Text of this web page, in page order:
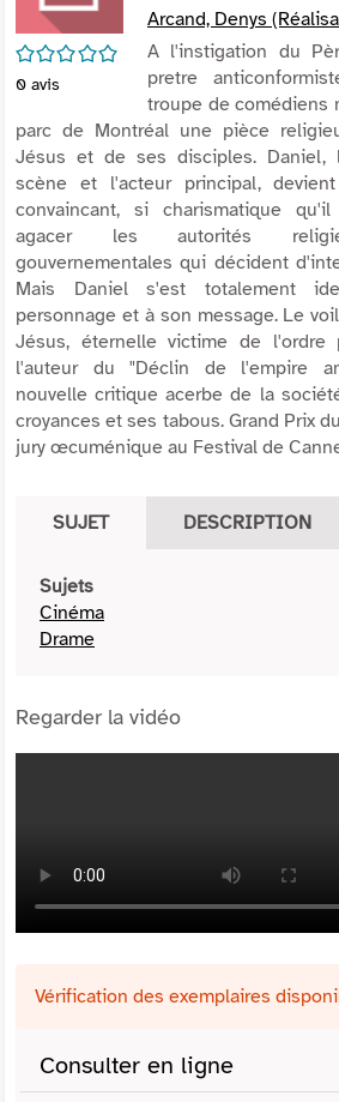
/5
0 avis
Arcand, Denys
A l'instigation du
pretre
troupe de comédiens
parc de Montréal une pièce
Jésus et de ses disciples. Daniel,
scène et l'acteur principal,
convaincant, si charismatique
agacer les autorités
gouvernementales qui décident
Mais Daniel s'est totalement
personnage et à son message. Le
Jésus, éternelle victime de l'ordre
l'auteur du "Déclin de l'empire
nouvelle critique acerbe de la
croyances et ses tabous. Grand Prix
jury œcuménique au Festival de
SUJET DESCRIPTION
Sujets
Cinéma
Drame
Regarder la vidéo
Vérification des exemplaires
Consulter en ligne